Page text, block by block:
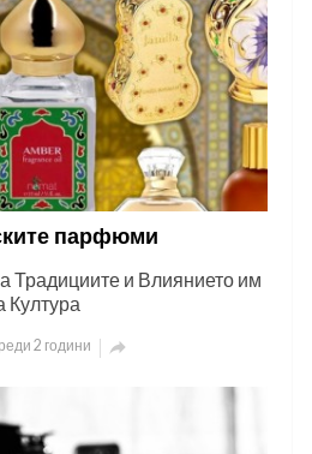
парфюми
Традициите и Влиянието им
Култура
2 години 